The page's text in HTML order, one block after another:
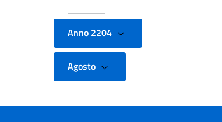
Anno 2204
Agosto